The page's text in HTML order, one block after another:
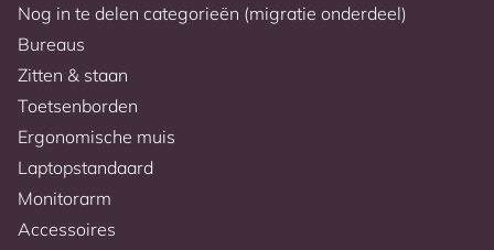
Nog in te delen categorieën (migratie onderdeel)
Bureaus
Zitten & staan
Toetsenborden
Ergonomische muis
Laptopstandaard
Monitorarm
Accessoires